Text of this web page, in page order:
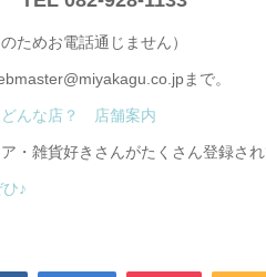
ためお電話通じません）
まで。
どんな店？ 店舗案内
・雑貨好きさんがたくさん登録さ